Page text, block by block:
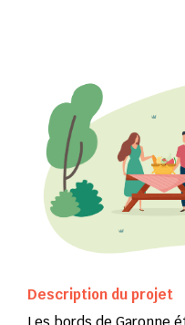
Description du projet
Les bords de Garonne